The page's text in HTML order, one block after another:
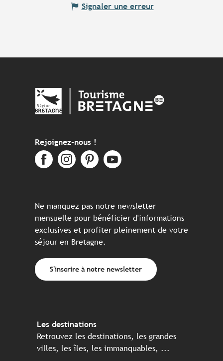
Signaler une erreur
Rejoignez-nous !
Ne manquez pas notre newsletter
mensuelle pour bénéficier d'informations
exclusives et profiter pleinement de votre
séjour en Bretagne.
S'inscrire à notre newsletter
Les destinations
Retrouvez les destinations, les grandes
villes, les îles, les immanquables, ...